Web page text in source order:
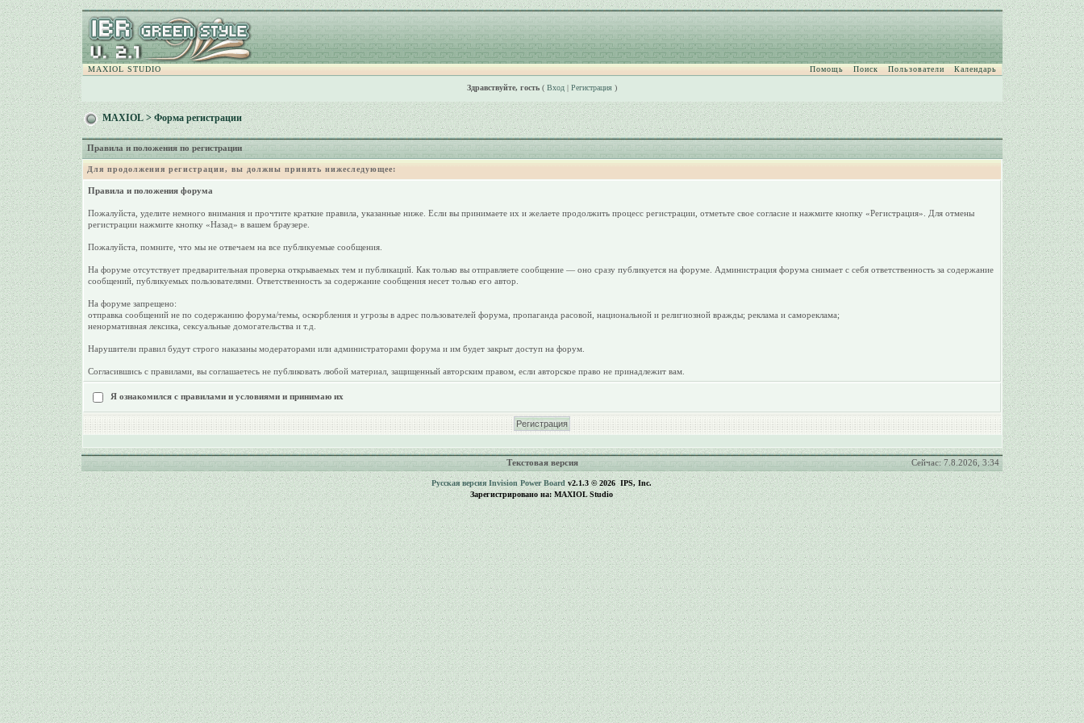
MAXIOL STUDIO Помощь Поиск Пользователи Календарь
Здравствуйте, гость( Вход| Регистрация)
MAXIOL> Форма регистрации
Правила и положения по регистрации
Для продолжения регистрации, вы должны принять нижеследующее:
Правила и положения форума
Пожалуйста, уделите немного внимания и прочтите краткие правила, указанные ниже. Если вы принимаете их и желаете продолжить процесс регистрации, отметьте свое согласие и нажмите кнопку «Регистрация». Для отмены
регистрации нажмите кнопку «Назад» в вашем браузере.
Пожалуйста, помните, что мы не отвечаем на все публикуемые сообщения.
На форуме отсутствует предварительная проверка открываемых тем и публикаций. Как только вы отправляете сообщение — оно сразу публикуется на форуме. Администрация форума снимает с себя ответственность за содержание
сообщений, публикуемых пользователями. Ответственность за содержание сообщения несет только его автор.
На форуме запрещено:
отправка сообщений не по содержанию форума/темы, оскорбления и угрозы в адрес пользователей форума, пропаганда расовой, национальной и религиозной вражды; реклама и самореклама;
ненормативная лексика, сексуальные домогательства и т.д.
Нарушители правил будут строго наказаны модераторами или администраторами форума и им будет закрыт доступ на форум.
Согласившись с правилами, вы соглашаетесь не публиковать любой материал, защищенный авторским правом, если авторское право не принадлежит вам.
Я ознакомился с правилами и условиями и принимаю их
Текстовая версия Сейчас: 7.8.2026, 3:34
Русская версия Invision Power Boardv2.1.3 © 2026 IPS, Inc.
Зарегистрировано на: MAXIOL Studio